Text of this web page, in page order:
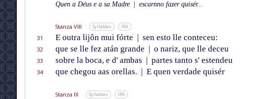
Quen a Déus e a sa Madre
escarnno fazer quisér...
Stanza VIII Syllables IPA
31 E outra lijôn mui fórte | sen esto lle conteceu:
32
que se lle fez atán grande | o nariz, que lle deceu
33
sobre la boca, e d' ambas | partes tanto s' estendeu
34
que chegou aas orellas. | E quen verdade quisér
Stanza IX Syllables IPA